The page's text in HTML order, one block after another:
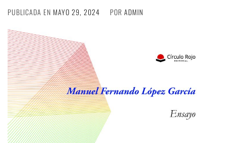
PUBLICADA EN MAYO 29, 2024 POR ADMIN